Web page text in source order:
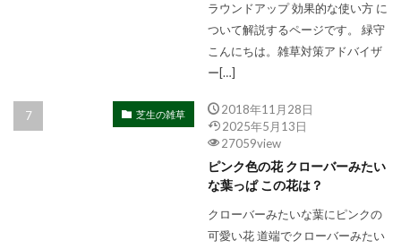
ラウンドアップ 効果的な使い方 に
ついて解説するページです。 緑守
こんにちは。雑草対策アドバイザ
ー[…]
芝生の雑草
2018年11月28日
2025年5月13日
27059view
ピンク色の花 クローバーみたい
な葉っぱ この花は？
クローバーみたいな葉にピンクの
可愛い花 道端でクローバーみたい